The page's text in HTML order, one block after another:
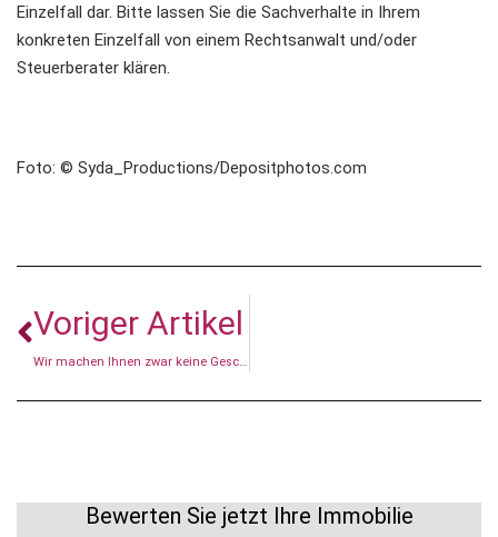
Einzelfall dar. Bitte lassen Sie die Sachverhalte in Ihrem
konkreten Einzelfall von einem Rechtsanwalt und/oder
Steuerberater klären.
Foto: © Syda_Productions/Depositphotos.com
Voriger Artikel
Wir machen Ihnen zwar keine Geschenke, aber…
Bewerten Sie jetzt Ihre Immobilie